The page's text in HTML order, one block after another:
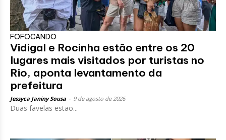
FOFOCANDO
Vidigal e Rocinha estão entre os 20
lugares mais visitados por turistas no
Rio, aponta levantamento da
prefeitura
Jessyca Janiny Sousa 9 de agosto de 2026
Duas favelas estão...